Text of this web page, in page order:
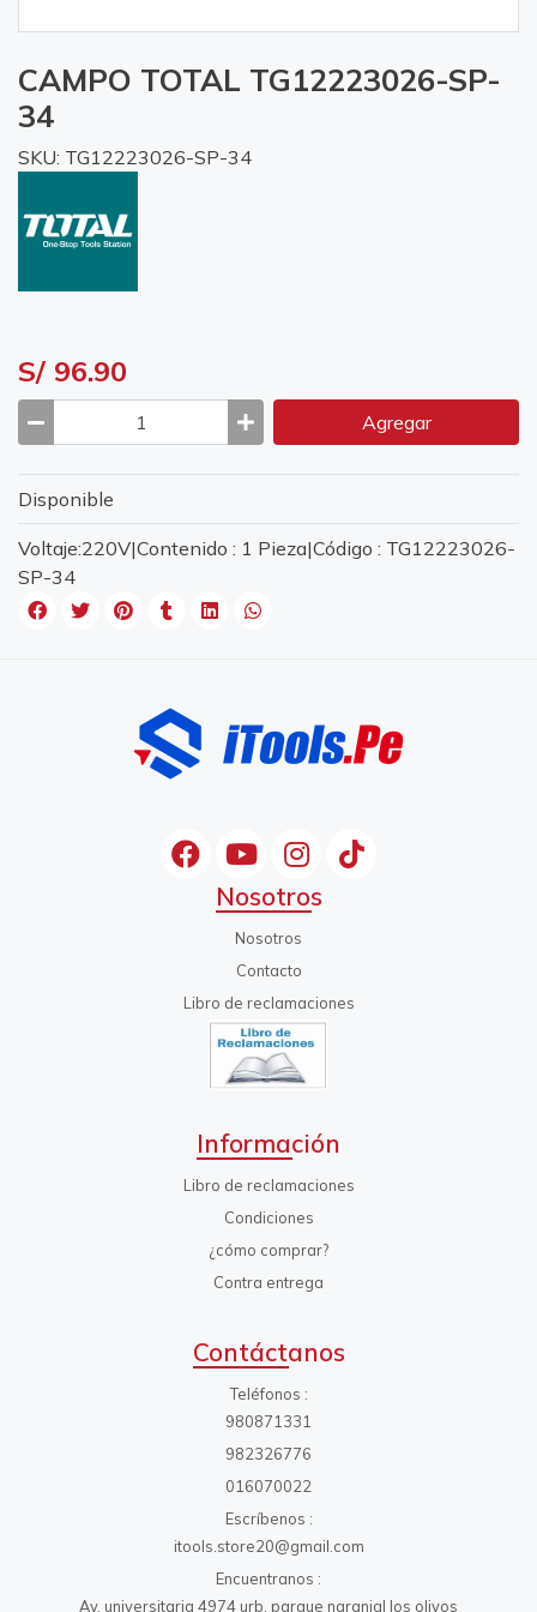
CAMPO TOTAL TG12223026-SP-
34
SKU: TG12223026-SP-34
S/ 96.90
Agregar
Disponible
Voltaje:220V|Contenido : 1 Pieza|Código : TG12223026-
SP-34
Nosotros
Nosotros
Contacto
Libro de reclamaciones
Información
Libro de reclamaciones
Condiciones
¿cómo comprar?
Contra entrega
Contáctanos
Teléfonos
980871331
982326776
016070022
Escríbenos
itools.store20@gmail.com
Encuentranos
Av. universitaria 4974 urb. parque naranjal los olivos